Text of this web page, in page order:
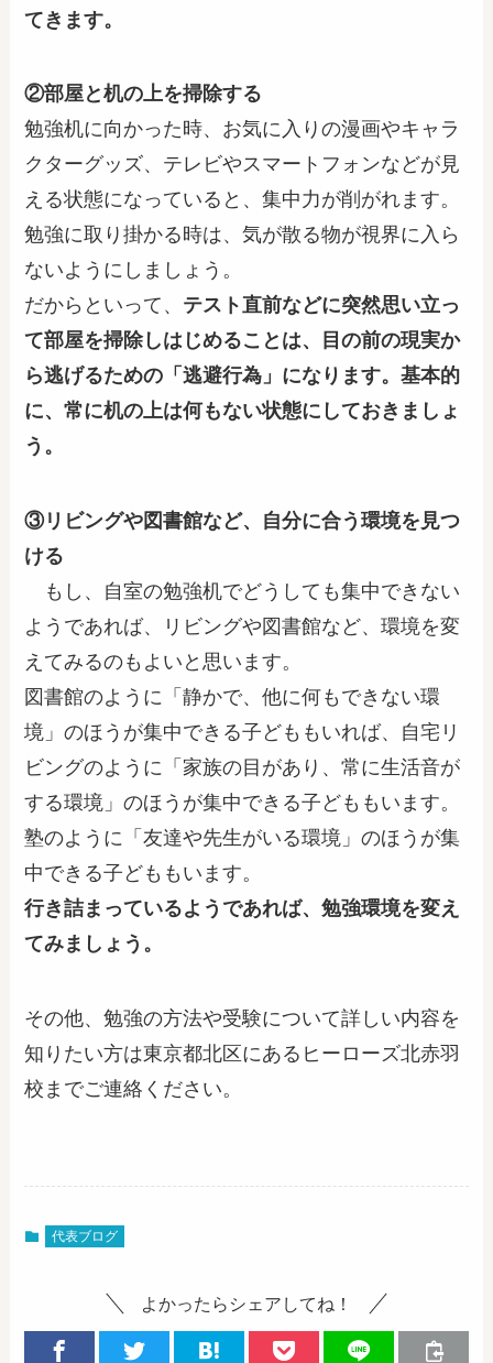
てきます。
②部屋と机の上を掃除する
勉強机に向かった時、お気に入りの漫画やキャラ
クターグッズ、テレビやスマートフォンなどが見
える状態になっていると、集中力が削がれます。
勉強に取り掛かる時は、気が散る物が視界に入ら
ないようにしましょう。
だからといって、 テスト直前などに突然思い立っ
て部屋を掃除しはじめることは、目の前の現実か
ら逃げるための「逃避行為」になります。基本的
に、常に机の上は何もない状態にしておきましょ
う。
③リビングや図書館など、自分に合う環境を見つ
ける
もし、自室の勉強机でどうしても集中できない
ようであれば、リビングや図書館など、環境を変
えてみるのもよいと思います。
図書館のように「静かで、他に何もできない環
境」のほうが集中できる子どももいれば、自宅リ
ビングのように「家族の目があり、常に生活音が
する環境」のほうが集中できる子どももいます。
塾のように「友達や先生がいる環境」のほうが集
中できる子どももいます。
行き詰まっているようであれば、勉強環境を変え
てみましょう。
その他、勉強の方法や受験について詳しい内容を
知りたい方は東京都北区にあるヒーローズ北赤羽
校までご連絡ください。
代表ブログ
よかったらシェアしてね！